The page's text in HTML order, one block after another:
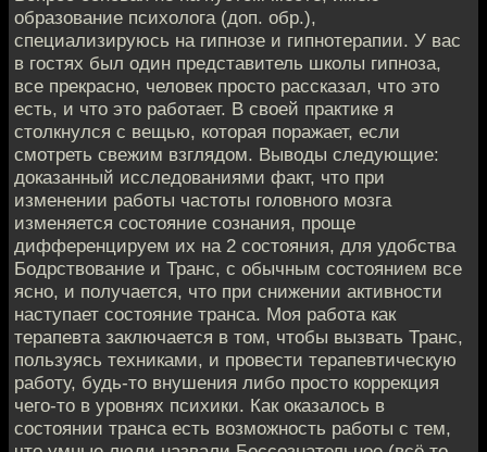
образование психолога (доп. обр.),
специализируюсь на гипнозе и гипнотерапии. У вас
в гостях был один представитель школы гипноза,
все прекрасно, человек просто рассказал, что это
есть, и что это работает. В своей практике я
столкнулся с вещью, которая поражает, если
смотреть свежим взглядом. Выводы следующие:
доказанный исследованиями факт, что при
изменении работы частоты головного мозга
изменяется состояние сознания, проще
дифференцируем их на 2 состояния, для удобства
Бодрствование и Транс, с обычным состоянием все
ясно, и получается, что при снижении активности
наступает состояние транса. Моя работа как
терапевта заключается в том, чтобы вызвать Транс,
пользуясь техниками, и провести терапевтическую
работу, будь-то внушения либо просто коррекция
чего-то в уровнях психики. Как оказалось в
состоянии транса есть возможность работы с тем,